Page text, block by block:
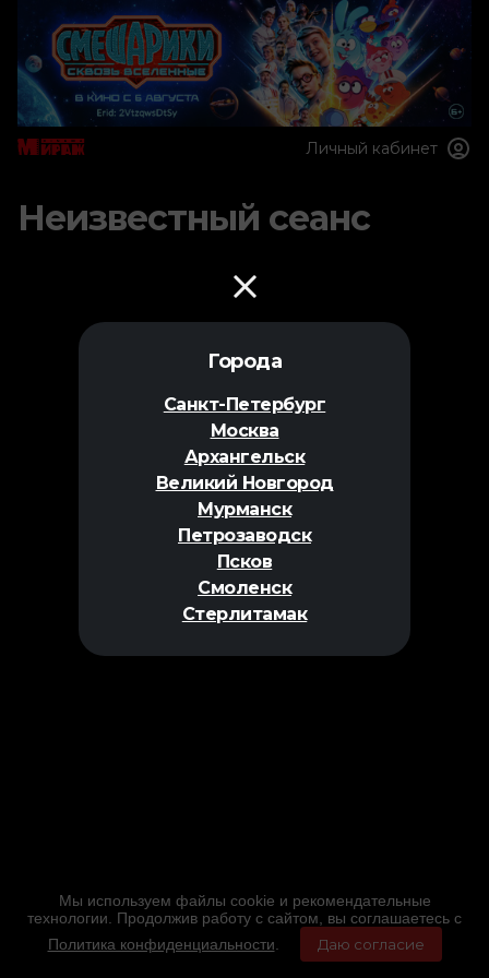
Города
Санкт-Петербург
Москва
Архангельск
Великий Новгород
Мурманск
Петрозаводск
Псков
Смоленск
Стерлитамак
Личный кабинет
Неизвестный сеанс
Мы используем файлы cookie и рекомендательные
технологии. Продолжив работу с сайтом, вы соглашаетесь с
Политика конфиденциальности
Даю согласие